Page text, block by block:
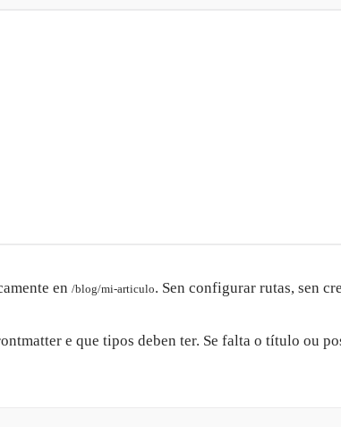
en /blog/mi-articulo. Sen configurar rutas, sen
e que tipos deben ter. Se falta o título ou